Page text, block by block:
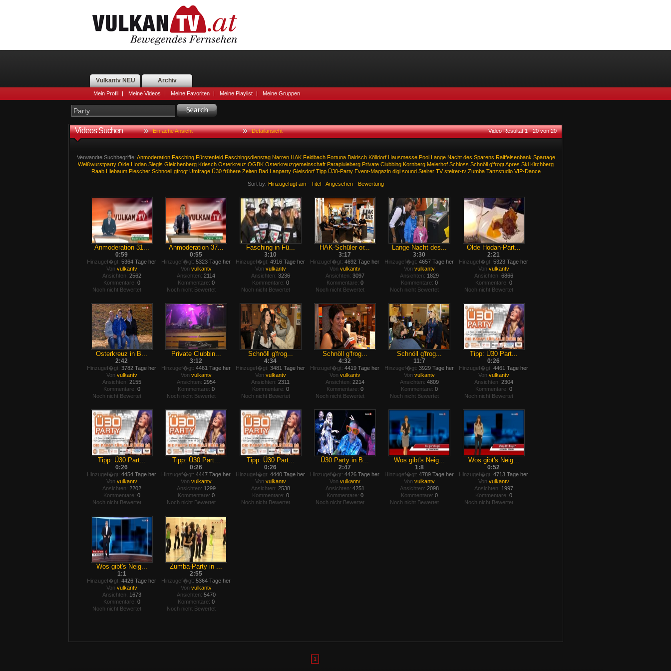
Vulkantv NEU Archiv
Mein Profil | Meine Videos | Meine Favoriten | Meine Playlist | Meine Gruppen
Videos Suchen Einfache Ansicht Detailansicht Video Resultat 1 - 20 von 20
Verwandte Suchbegriffe: Anmoderation Fasching Fürstenfeld Faschingsdienstag Narren HAK Feldbach Fortuna Bairisch Kölldorf Hausmesse Pool Lange Nacht des Sparens Raiffeisenbank Spartage
Weißwurstparty Olde Hodan Siegls Gleichenberg Kriesch Osterkreuz OGBK Osterkreuzgemeinschaft Parapluieberg Private Clubbing Kornberg Meierhof Schloss Schnöll g'frogtApres Ski Kirchberg
Raab Hiebaum Plescher Schnoell gfrogt Umfrage Ü30 frühere Zeiten Bad Lanparty Gleisdorf Tipp Ü30-Party Event-Magazin digi sound Steirer TV steirer-tv Zumba Tanzstudio VIP-Dance
Sort by: Hinzugefügt am - Titel - Angesehen - Bewertung
Anmoderation 31...
0:59
Hinzugef�gt: 5364 Tage her
Von vulkantv
Ansichten: 2562
Kommentare: 0
Noch nicht Bewertet
Anmoderation 37...
0:55
Hinzugef�gt: 5323 Tage her
Von vulkantv
Ansichten: 2114
Kommentare: 0
Noch nicht Bewertet
Fasching in Fü...
3:10
Hinzugef�gt: 4916 Tage her
Von vulkantv
Ansichten: 3236
Kommentare: 0
Noch nicht Bewertet
HAK-Schüler or...
3:17
Hinzugef�gt: 4692 Tage her
Von vulkantv
Ansichten: 3097
Kommentare: 0
Noch nicht Bewertet
Lange Nacht des...
3:30
Hinzugef�gt: 4657 Tage her
Von vulkantv
Ansichten: 1829
Kommentare: 0
Noch nicht Bewertet
Olde Hodan-Part...
2:21
Hinzugef�gt: 5323 Tage her
Von vulkantv
Ansichten: 6866
Kommentare: 0
Noch nicht Bewertet
Osterkreuz in B...
2:42
Hinzugef�gt: 3782 Tage her
Von vulkantv
Ansichten: 2155
Kommentare: 0
Noch nicht Bewertet
Private Clubbin...
3:12
Hinzugef�gt: 4461 Tage her
Von vulkantv
Ansichten: 2954
Kommentare: 0
Noch nicht Bewertet
Schnöll g'frog...
4:34
Hinzugef�gt: 3481 Tage her
Von vulkantv
Ansichten: 2311
Kommentare: 0
Noch nicht Bewertet
Schnöll g'frog...
4:32
Hinzugef�gt: 4419 Tage her
Von vulkantv
Ansichten: 2214
Kommentare: 0
Noch nicht Bewertet
Schnöll g'frog...
11:7
Hinzugef�gt: 3929 Tage her
Von vulkantv
Ansichten: 4809
Kommentare: 0
Noch nicht Bewertet
Tipp: Ü30 Part...
0:26
Hinzugef�gt: 4461 Tage her
Von vulkantv
Ansichten: 2304
Kommentare: 0
Noch nicht Bewertet
Tipp: Ü30 Part...
0:26
Hinzugef�gt: 4454 Tage her
Von vulkantv
Ansichten: 2202
Kommentare: 0
Noch nicht Bewertet
Tipp: Ü30 Part...
0:26
Hinzugef�gt: 4447 Tage her
Von vulkantv
Ansichten: 1299
Kommentare: 0
Noch nicht Bewertet
Tipp: Ü30 Part...
0:26
Hinzugef�gt: 4440 Tage her
Von vulkantv
Ansichten: 2538
Kommentare: 0
Noch nicht Bewertet
Ü30 Party in B...
2:47
Hinzugef�gt: 4426 Tage her
Von vulkantv
Ansichten: 4251
Kommentare: 0
Noch nicht Bewertet
Wos gibt's Neig...
1:8
Hinzugef�gt: 4789 Tage her
Von vulkantv
Ansichten: 2098
Kommentare: 0
Noch nicht Bewertet
Wos gibt's Neig...
0:52
Hinzugef�gt: 4713 Tage her
Von vulkantv
Ansichten: 1997
Kommentare: 0
Noch nicht Bewertet
Wos gibt's Neig...
1:1
Hinzugef�gt: 4426 Tage her
Von vulkantv
Ansichten: 1673
Kommentare: 0
Noch nicht Bewertet
Zumba-Party in ...
2:55
Hinzugef�gt: 5364 Tage her
Von vulkantv
Ansichten: 5470
Kommentare: 0
Noch nicht Bewertet
1